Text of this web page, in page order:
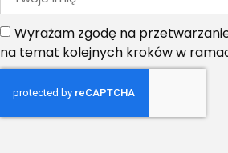
Wyrażam zgodę na
na temat kolejnych kroków w